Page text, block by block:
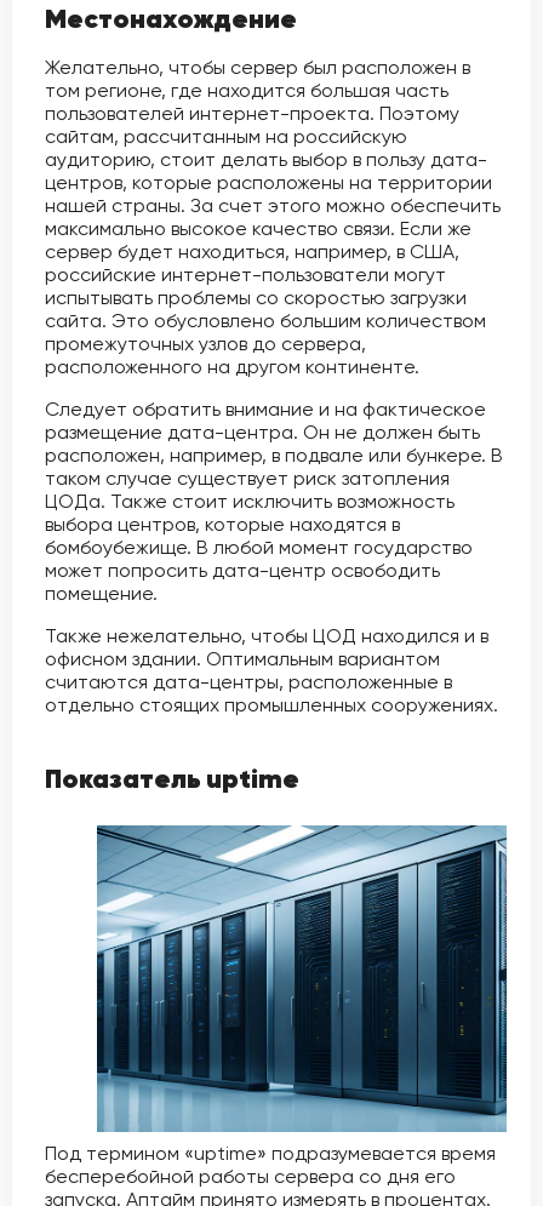
Местонахождение
Желательно, чтобы сервер был расположен в
том регионе, где находится большая часть
пользователей интернет-проекта. Поэтому
сайтам, рассчитанным на российскую
аудиторию, стоит делать выбор в пользу дата-
центров, которые расположены на территории
нашей страны. За счет этого можно обеспечить
максимально высокое качество связи. Если же
сервер будет находиться, например, в США,
российские интернет-пользователи могут
испытывать проблемы со скоростью загрузки
сайта. Это обусловлено большим количеством
промежуточных узлов до сервера,
расположенного на другом континенте.
Следует обратить внимание и на фактическое
размещение дата-центра. Он не должен быть
расположен, например, в подвале или бункере. В
таком случае существует риск затопления
ЦОДа. Также стоит исключить возможность
выбора центров, которые находятся в
бомбоубежище. В любой момент государство
может попросить дата-центр освободить
помещение.
Также нежелательно, чтобы ЦОД находился и в
офисном здании. Оптимальным вариантом
считаются дата-центры, расположенные в
отдельно стоящих промышленных сооружениях.
Показатель uptime
Под термином «uptime» подразумевается время
бесперебойной работы сервера со дня его
запуска. Аптайм принято измерять в процентах.